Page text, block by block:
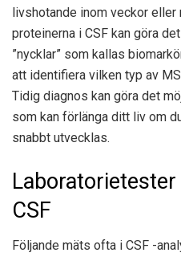
livshotande inom veckor eller
proteinerna i CSF kan göra
”nycklar” som kallas
att identifiera vilken typ av
Tidig diagnos kan göra det
som kan förlänga ditt liv om
snabbt utvecklas.
CSF
Följande mäts ofta i CSF -